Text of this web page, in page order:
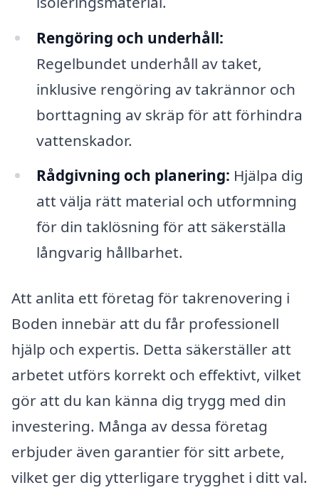
Rengöring och underhåll:
Regelbundet underhåll av taket,
inklusive rengöring av takrännor och
borttagning av skräp för att förhindra
vattenskador.
Rådgivning och planering: Hjälpa dig
att välja rätt material och utformning
för din taklösning för att säkerställa
långvarig hållbarhet.
Att anlita ett företag för takrenovering i
Boden innebär att du får professionell
hjälp och expertis. Detta säkerställer att
arbetet utförs korrekt och effektivt, vilket
gör att du kan känna dig trygg med din
investering. Många av dessa företag
erbjuder även garantier för sitt arbete,
vilket ger dig ytterligare trygghet i ditt val.